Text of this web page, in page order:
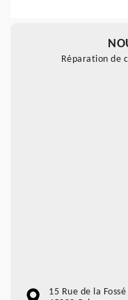
Réparation de
15 Rue de la